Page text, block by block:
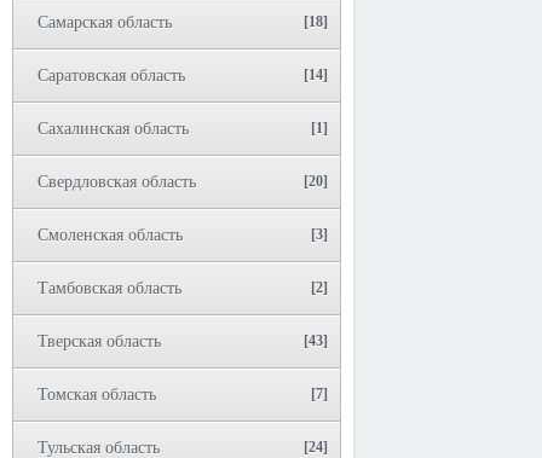
Самарская область [18]
Саратовская область [14]
Сахалинская область [1]
Свердловская область [20]
Смоленская область [3]
Тамбовская область [2]
Тверская область [43]
Томская область [7]
Тульская область [24]